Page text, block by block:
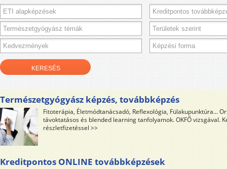
Természetgyógyász képzés, továbbképzés
Fitoterápia, Életmódtanácsadó, Reflexológia, Fülakupunktúra...
távoktatásos és blended learning tanfolyamok. OKFŐ vizsgával.
részletfizetéssel >>
Kreditpontos ONLINE továbbképzések